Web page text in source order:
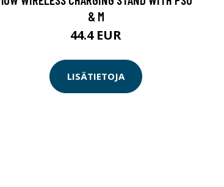
& M
44.4 EUR
LISÄTIETOJA